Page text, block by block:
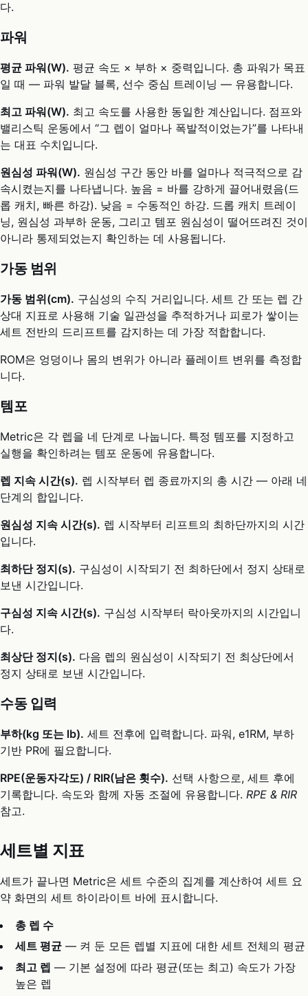
다.
파워
평균 파워(W). 평균 속도 × 부하 × 중력입니다. 총 파워가 목표
일 때 — 파워 발달 블록, 선수 중심 트레이닝 — 유용합니다.
최고 파워(W). 최고 속도를 사용한 동일한 계산입니다. 점프와
밸리스틱 운동에서 “그 렙이 얼마나 폭발적이었는가”를 나타내
는 대표 수치입니다.
원심성 파워(W). 원심성 구간 동안 바를 얼마나 적극적으로 감
속시켰는지를 나타냅니다. 높음 = 바를 강하게 끌어내렸음(드
롭 캐치, 빠른 하강). 낮음 = 수동적인 하강. 드롭 캐치 트레이
닝, 원심성 과부하 운동, 그리고 템포 원심성이 떨어뜨려진 것이
아니라 통제되었는지 확인하는 데 사용됩니다.
가동 범위
가동 범위(cm). 구심성의 수직 거리입니다. 세트 간 또는 렙 간
상대 지표로 사용해 기술 일관성을 추적하거나 피로가 쌓이는
세트 전반의 드리프트를 감지하는 데 가장 적합합니다.
ROM은 엉덩이나 몸의 변위가 아니라 플레이트 변위를 측정합
니다.
템포
Metric은 각 렙을 네 단계로 나눕니다. 특정 템포를 지정하고
실행을 확인하려는 템포 운동에 유용합니다.
렙 지속 시간(s). 렙 시작부터 렙 종료까지의 총 시간 — 아래 네
단계의 합입니다.
원심성 지속 시간(s). 렙 시작부터 리프트의 최하단까지의 시간
입니다.
최하단 정지(s). 구심성이 시작되기 전 최하단에서 정지 상태로
보낸 시간입니다.
구심성 지속 시간(s). 구심성 시작부터 락아웃까지의 시간입니
다.
최상단 정지(s). 다음 렙의 원심성이 시작되기 전 최상단에서
정지 상태로 보낸 시간입니다.
수동 입력
부하(kg 또는 lb). 세트 전후에 입력합니다. 파워, e1RM, 부하
기반 PR에 필요합니다.
RPE(운동자각도) / RIR(남은 횟수). 선택 사항으로, 세트 후에
기록합니다. 속도와 함께 자동 조절에 유용합니다. RPE & RIR
참고.
세트별 지표
세트가 끝나면 Metric은 세트 수준의 집계를 계산하여 세트 요
약 화면의 세트 하이라이트 바에 표시합니다.
총 렙 수
세트 평균 — 켜 둔 모든 렙별 지표에 대한 세트 전체의 평균
최고 렙 — 기본 설정에 따라 평균(또는 최고) 속도가 가장
높은 렙